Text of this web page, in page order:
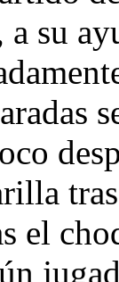
a su
el